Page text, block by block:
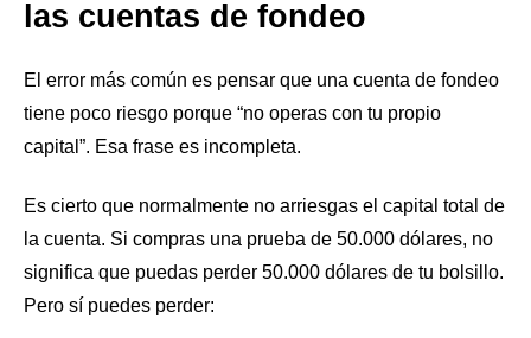
las cuentas de fondeo
El error más común es pensar que una cuenta de fondeo
tiene poco riesgo porque “no operas con tu propio
capital”. Esa frase es incompleta.
Es cierto que normalmente no arriesgas el capital total de
la cuenta. Si compras una prueba de 50.000 dólares, no
significa que puedas perder 50.000 dólares de tu bolsillo.
Pero sí puedes perder: